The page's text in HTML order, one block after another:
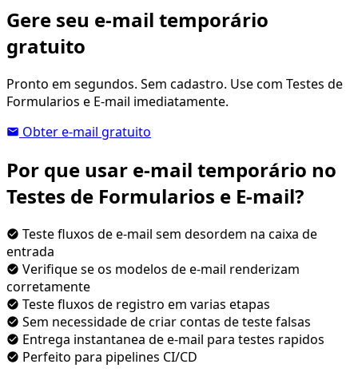
Gere seu e-mail temporário
gratuito
Pronto em segundos. Sem cadastro. Use com Testes de
Formularios e E-mail imediatamente.
Obter e-mail gratuito
Por que usar e-mail temporário no
Testes de Formularios e E-mail?
Teste fluxos de e-mail sem desordem na caixa de
entrada
Verifique se os modelos de e-mail renderizam
corretamente
Teste fluxos de registro em varias etapas
Sem necessidade de criar contas de teste falsas
Entrega instantanea de e-mail para testes rapidos
Perfeito para pipelines CI/CD